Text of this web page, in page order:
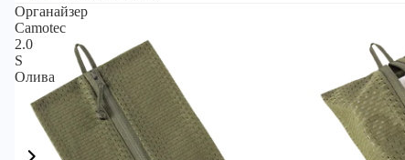
Органайзер
Camotec
2.0
S
Олива